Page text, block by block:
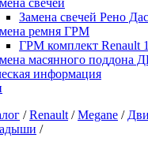
свечей
Замена свечей Рено
ремня ГРМ
ГРМ комплект Renault
масянного поддона
информация
/ Renault / Megane /
/